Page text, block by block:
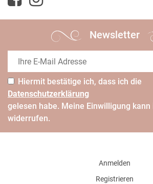
Newsletter
Hiermit bestätige ich, dass ich die
Daten­schutz­erklärung
gelesen habe. Meine Einwilligung
widerrufen.
Anmelden
Registrieren